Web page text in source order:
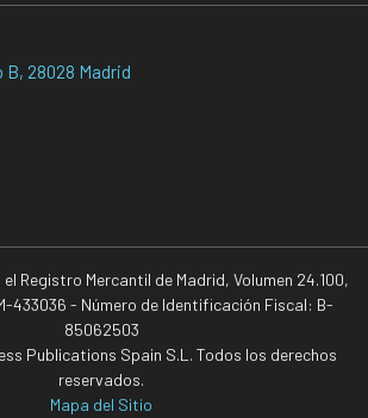
B, 28028 Madrid
Registro Mercantil de Madrid, Volumen 24.100,
433036 - Número de Identificación Fiscal: B-
85062503
Publications Spain S.L. Todos los derechos
reservados.
Mapa del Sitio